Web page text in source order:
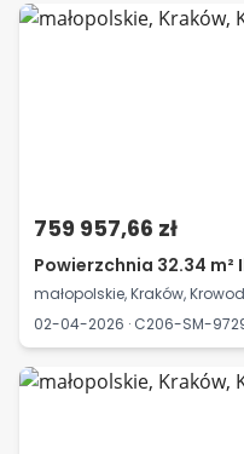
759 957,66 zł
Powierzchnia 32.34 m²
małopolskie, Kraków,
02-04-2026 · C206-SM-